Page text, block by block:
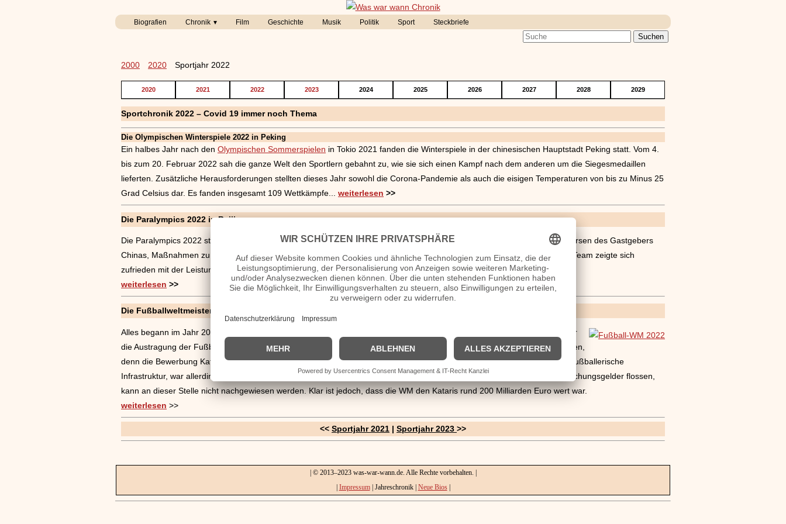
Biografien Chronik Film Geschichte Musik Politik Sport Steckbriefe
2000 2020 Sportjahr 2022
2020 2021 2022 2023 2024 2025 2026 2027 2028 2029
Sportchronik 2022 – Covid 19 immer noch Thema
Die Olympischen Winterspiele 2022 in Peking
Ein halbes Jahr nach den Olympischen Sommerspielen in Tokio 2021 fanden die Winterspiele in der chinesischen Hauptstadt Peking statt. Vom 4.
bis zum 20. Februar 2022 sah die ganze Welt den Sportlern gebahnt zu, wie sie sich einen Kampf nach dem anderen um die Siegesmedaillen
lieferten. Zusätzliche Herausforderungen stellten dieses Jahr sowohl die Corona-Pandemie als auch die eisigen Temperaturen von bis zu Minus 25
Grad Celsius dar. Es fanden insgesamt 109 Wettkämpfe... weiterlesen >>
Die Paralympics 2022 in Beijing
Die Paralympics 2022 standen bereits im Vorfeld unter dem Eindruck der Unsicherheiten und Zweifel rund um die Kontroversen des Gastgebers
Chinas, Maßnahmen zur Eindämmung der Corona-Pandemie sowie den Unruhen in der Ukraine. Dennoch: das deutsche Team zeigte sich
zufrieden mit der Leistung des Teams und blickte positiv zurück auf die Spiele.
weiterlesen >>
Die Fußballweltmeisterschaft 2022 in Katar
Alles begann im Jahr 2010, als die FIFA (Federation Internationale de Football Association) dem arabischen Golfstaat Katar
die Austragung der Fußball-Weltmeisterschaft 2022 zusprach. Die Entscheidung sorgte außerhalb des Emirats für Erstaunen,
denn die Bewerbung Katars bieb hinter denen der Konkurrenten zurück. Darüber hinaus verfügte das Land über keinerlei fußballerische
Infrastruktur, war allerdings dafür bekannt, sportliche Großereignisse mit viele Geld an sich zu binden. Ob im Vorfeld Bestechungsgelder flossen,
kann an dieser Stelle nicht nachgewiesen werden. Klar ist jedoch, dass die WM den Kataris rund 200 Milliarden Euro wert war.
weiterlesen >>
<< Sportjahr 2021 | Sportjahr 2023 >>
| © 2013–2023 was-war-wann.de. Alle Rechte vorbehalten. |
| Impressum| Jahreschronik | Neue Bios|